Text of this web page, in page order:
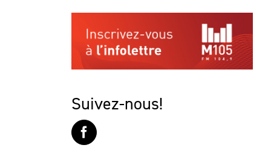
Suivez-nous!